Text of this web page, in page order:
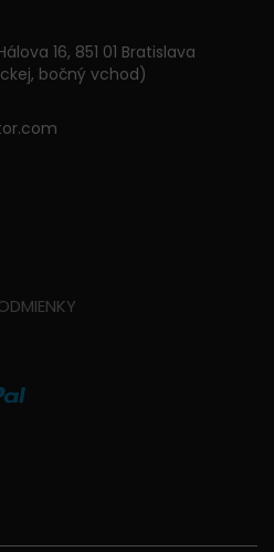
16, 851 01 Bratislava
bočný vchod)